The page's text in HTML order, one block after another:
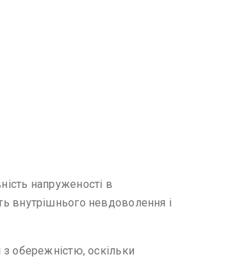
напруженості в
внутрішнього невдоволення і
з обережністю, оскільки